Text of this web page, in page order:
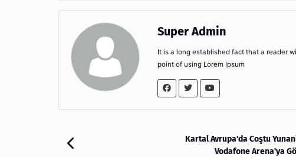
Super Admin
It is a long established fact that a reader
point of using Lorem Ipsum
Kartal Avrupa'da Coştu
Vodafone Arena'ya